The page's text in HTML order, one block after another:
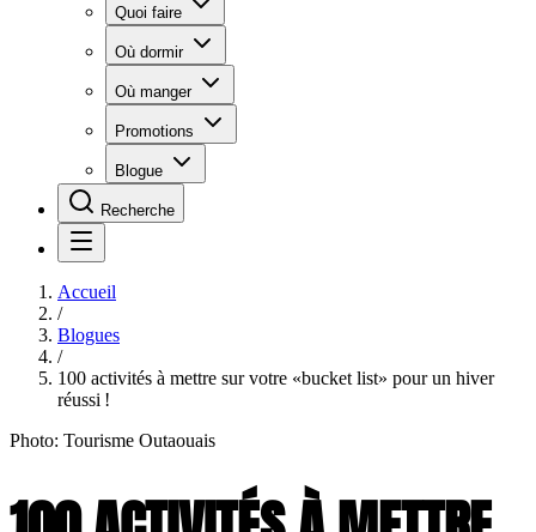
Quoi faire
Où dormir
Où manger
Promotions
Blogue
Recherche
Accueil
/
Blogues
/
100 activités à mettre sur votre «bucket list» pour un hiver
réussi !
Photo: Tourisme Outaouais